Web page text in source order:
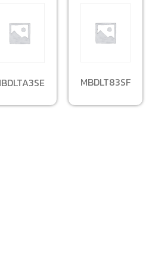
MBDLT83SF